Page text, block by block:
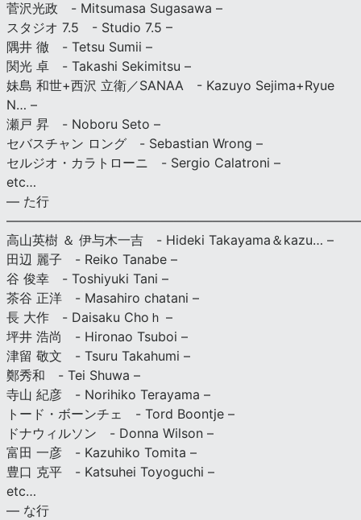
菅沢光政 - Mitsumasa Sugasawa –
スタジオ 7.5 - Studio 7.5 –
隅井 徹 - Tetsu Sumii –
関光 卓 - Takashi Sekimitsu –
妹島 和世+西沢 立衛／SANAA - Kazuyo Sejima+Ryue
N… –
瀬戸 昇 - Noboru Seto –
セバスチャン ロング - Sebastian Wrong –
セルジオ・カラトローニ - Sergio Calatroni –
etc…
— た行
高山英樹 ＆ 伊与木一吉 - Hideki Takayama＆kazu… –
田辺 麗子 - Reiko Tanabe –
谷 俊幸 - Toshiyuki Tani –
茶谷 正洋 - Masahiro chatani –
長 大作 - Daisaku Choｈ –
坪井 浩尚 - Hironao Tsuboi –
津留 敬文 - Tsuru Takahumi –
鄭秀和 - Tei Shuwa –
寺山 紀彦 - Norihiko Terayama –
トード・ボーンチェ - Tord Boontje –
ドナウィルソン - Donna Wilson –
富田 一彦 - Kazuhiko Tomita –
豊口 克平 - Katsuhei Toyoguchi –
etc…
— な行